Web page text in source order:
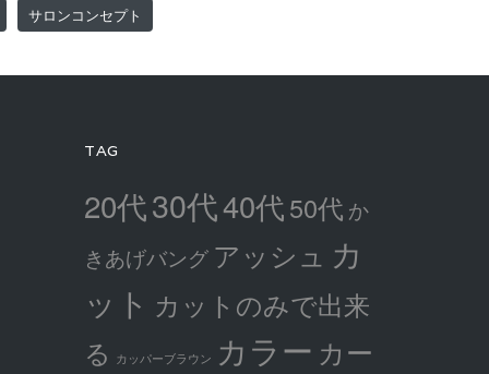
サロンコンセプト
TAG
20代30代40代50代 か
きあげバング アッシュ カ
ット カットのみで出来
る カッパーブラウン カラー カー